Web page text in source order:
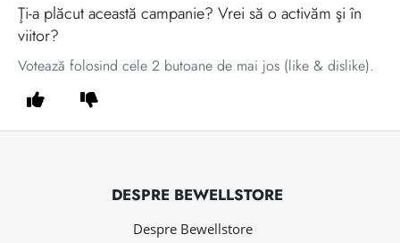
Ţi-a plăcut această campanie? Vrei să o activăm şi în
viitor?
Votează folosind cele 2 butoane de mai jos (like & dislike).
DESPRE BEWELLSTORE
Despre Bewellstore